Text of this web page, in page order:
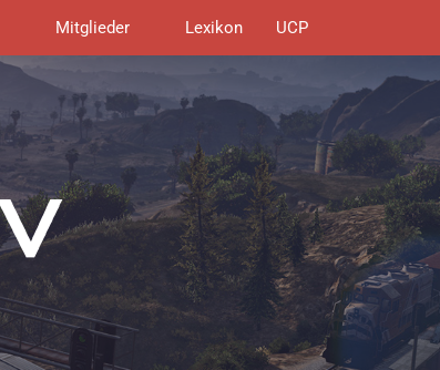
Mitglieder Lexikon UCP